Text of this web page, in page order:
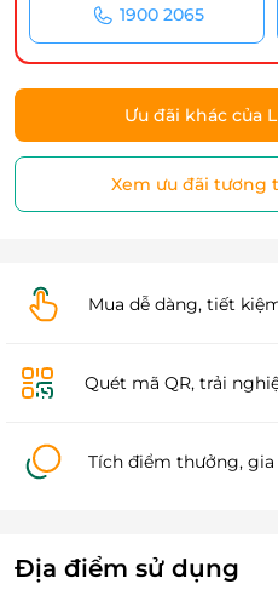
1900 2065
Ưu đãi khác của
Xem ưu đãi tương
Mua dễ dàng, tiết
Quét mã QR, trải
Tích điểm thưởng,
Địa điểm sử dụng